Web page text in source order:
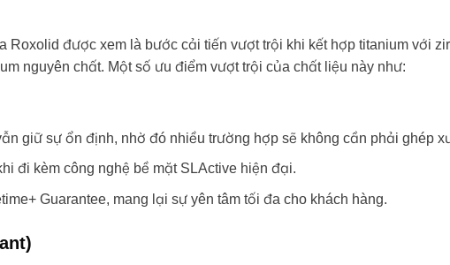
Roxolid được xem là bước cải tiến vượt trội khi kết hợp titanium với
nguyên chất. Một số ưu điểm vượt trội của chất liệu này như:
giữ sự ổn định, nhờ đó nhiều trường hợp sẽ không cần phải ghép
đi kèm công nghệ bề mặt SLActive hiện đại.
Guarantee, mang lại sự yên tâm tối đa cho khách hàng.